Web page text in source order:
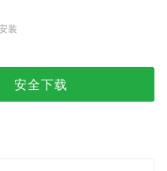
装
安全下载